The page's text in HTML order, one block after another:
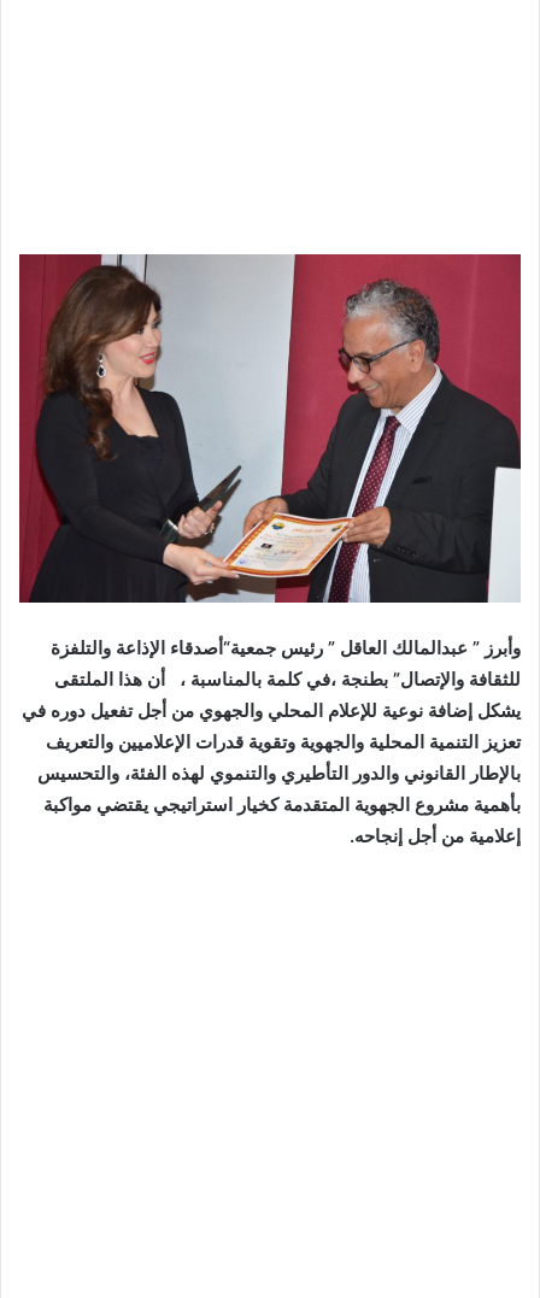
وأبرز ” عبدالمالك العاقل ” رئيس جمعية“أصدقاء الإذاعة والتلفزة
للثقافة والإتصال” بطنجة ،في كلمة بالمناسبة ،
أن هذا الملتقى
يشكل إضافة نوعية للإعلام المحلي والجهوي من أجل تفعيل دوره في
تعزيز التنمية المحلية والجهوية وتقوية قدرات الإعلاميين والتعريف
بالإطار القانوني والدور التأطيري والتنموي لهذه الفئة، والتحسيس
بأهمية مشروع الجهوية المتقدمة كخيار استراتيجي يقتضي مواكبة
إعلامية من أجل إنجاحه.